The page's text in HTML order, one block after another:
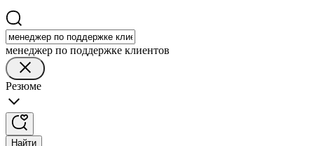
менеджер по поддержке клиентов
Резюме
Найти